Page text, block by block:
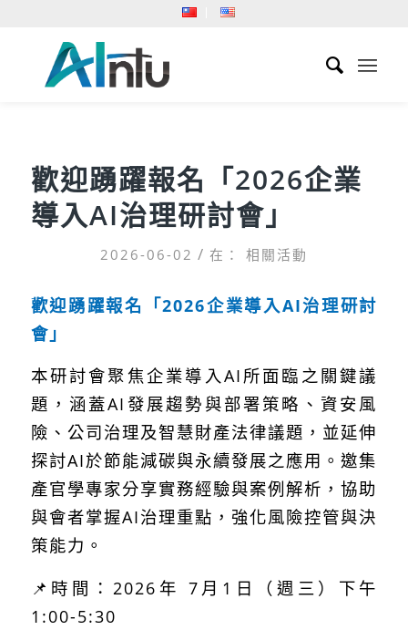
歡迎踴躍報名「2026企業
導入AI治理研討會」
2026-06-02 / 在： 相關活動
歡迎踴躍報名「2026企業導入AI治理研討
會」
本研討會聚焦企業導入AI所面臨之關鍵議
題，涵蓋AI發展趨勢與部署策略、資安風
險、公司治理及智慧財產法律議題，並延伸
探討AI於節能減碳與永續發展之應用。邀集
產官學專家分享實務經驗與案例解析，協助
與會者掌握AI治理重點，強化風險控管與決
策能力。
📌時間：2026年 7月1日（週三）下午
1:00-5:30